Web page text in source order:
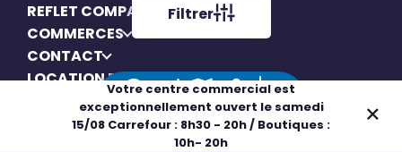
AdresseHorairesPlan Boutiques
Votre centre commercial est
exceptionnellement ouvert le samedi
15/08 Carrefour : 8h30 - 20h / Boutiques :
10h- 20h
Filtrer
REFLET COMPANS
COMMERCES
CONTACT
LOCATION EMPLACEMENT